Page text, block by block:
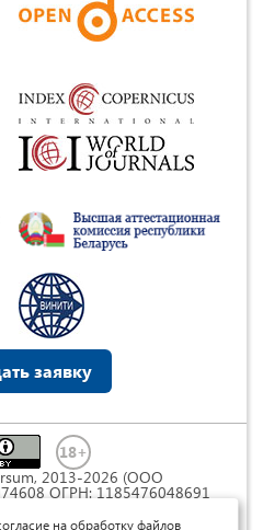
заявку
2013-2026 (ООО
ОГРН: 1185476048691
4.0
на обработку файлов